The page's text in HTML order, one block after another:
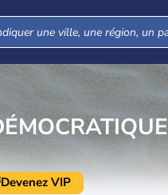
Devenez VIP